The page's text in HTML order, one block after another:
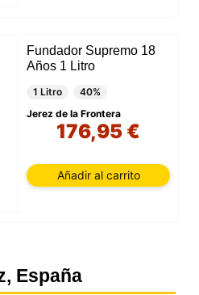
Fundador Supremo 18
Años 1 Litro
1 Litro
40%
Jerez de la Frontera
176,95 €
Añadir al carrito
España